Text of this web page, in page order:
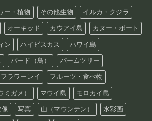
ー・植物 その他生物 イルカ・クジラ
オーキッド カウアイ島 カヌー・ボート
ン ハイビスカス ハワイ島
バード（鳥） パームツリー
フラワーレイ フルーツ・食べ物
ミガメ） マウイ島 モロカイ島
像 写真 山（マウンテン） 水彩画